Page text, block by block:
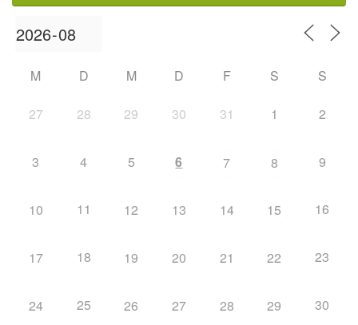
M D M D F S S
27 28 29 30 31 1 2
3 4 5 6 7 8 9
10 11 12 13 14 15 16
17 18 19 20 21 22 23
24 25 26 27 28 29 30